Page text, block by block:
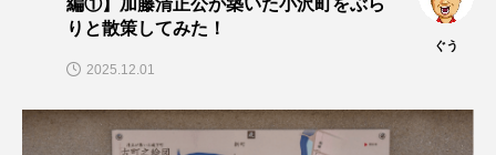
りと散策してみた！
ぐう
2025.12.01